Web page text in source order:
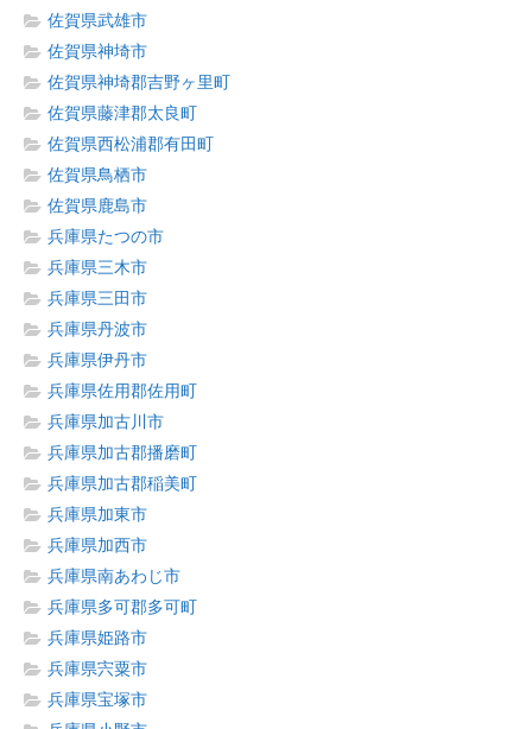
佐賀県武雄市
佐賀県神埼市
佐賀県神埼郡吉野ヶ里町
佐賀県藤津郡太良町
佐賀県西松浦郡有田町
佐賀県鳥栖市
佐賀県鹿島市
兵庫県たつの市
兵庫県三木市
兵庫県三田市
兵庫県丹波市
兵庫県伊丹市
兵庫県佐用郡佐用町
兵庫県加古川市
兵庫県加古郡播磨町
兵庫県加古郡稲美町
兵庫県加東市
兵庫県加西市
兵庫県南あわじ市
兵庫県多可郡多可町
兵庫県姫路市
兵庫県宍粟市
兵庫県宝塚市